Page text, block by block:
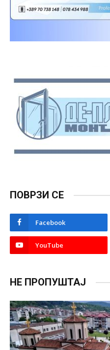
ПОВРЗИ СЕ
Facebook
YouTube
НЕ ПРОПУШТАЈ